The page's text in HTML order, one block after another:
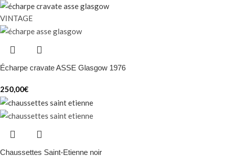
VINTAGE
Écharpe cravate ASSE Glasgow 1976
250,00€
Chaussettes Saint-Etienne noir